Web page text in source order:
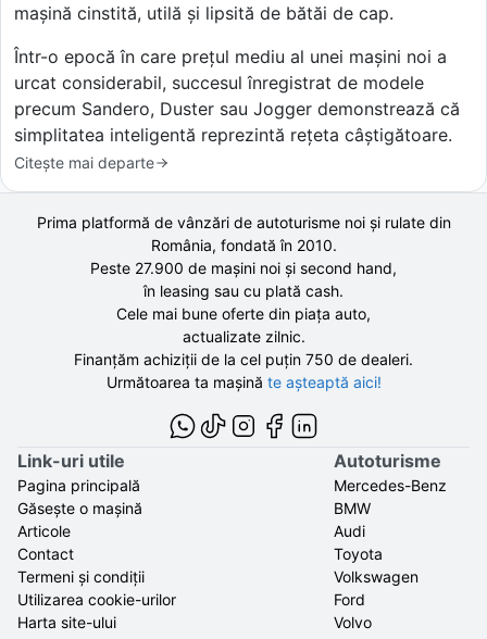
mașină cinstită, utilă și lipsită de bătăi de cap.
Într-o epocă în care prețul mediu al unei mașini noi a
urcat considerabil, succesul înregistrat de modele
precum Sandero, Duster sau Jogger demonstrează că
simplitatea inteligentă reprezintă rețeta câștigătoare.
Citește mai departe
Prima platformă de vânzări de autoturisme noi și rulate din
România, fondată în 2010.
Peste 27.900 de mașini noi și second hand,
în leasing sau cu plată cash.
Cele mai bune oferte din piața auto,
actualizate zilnic.
Finanțăm achiziții de la cel puțin 750 de dealeri.
Următoarea ta mașină te așteaptă aici!
Link-uri utile
Pagina principală
Găsește o mașină
Articole
Contact
Termeni și condiții
Utilizarea cookie-urilor
Harta site-ului
Autoturisme
Mercedes-Benz
BMW
Audi
Toyota
Volkswagen
Ford
Volvo